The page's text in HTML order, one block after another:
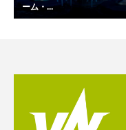
ーム・...